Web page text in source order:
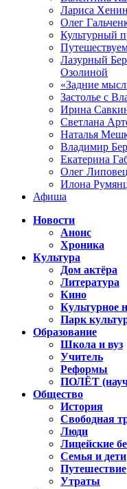
Лариса
Олег
Культурный
Лазурный
Озолиной
«Задние
Застолье с
Ирина
Светлана
Наталья
Владимир
Екатерина
Олег
Илона
Афиша
Новости
Анонс
Хроника
Культура
Дом актёра
Литература
Кино
Культурное
Парк
Образование
Школа и вуз
Учитель
Реформы
ПОЛЁТ
Общество
История
Свободная
Люди
Лицейские
Семья и дети
Путешествие
Утраты